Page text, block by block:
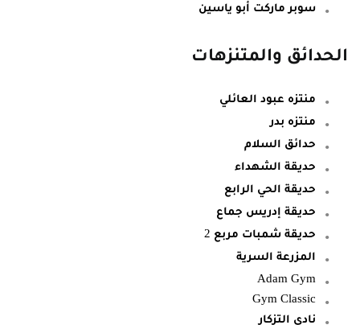
سوبر ماركت أبو ياسين
الحدائق والمتنزهات
منتزه عبود العائلي
منتزه بدر
حدائق السلام
حديقة الشهداء
حديقة الحي الرابع
حديقة إدريس جماع
حديقة شمبات مربع 2
المزرعة السرية
Adam Gym
Gym Classic
نادي التزكار